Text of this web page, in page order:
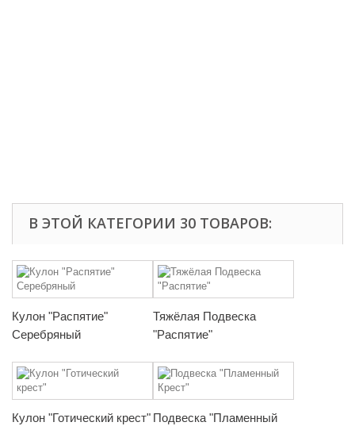
В ЭТОЙ КАТЕГОРИИ 30 ТОВАРОВ:
Кулон "Распятие"
Серебряный
Тяжёлая Подвеска
"Распятие"
Кулон "Готический крест" Подвеска "Пламенный